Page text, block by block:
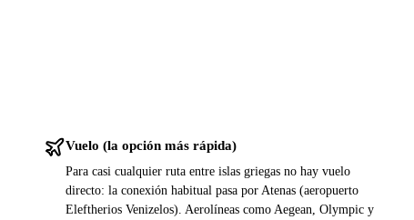
Vuelo (la opción más rápida)
Para casi cualquier ruta entre islas griegas no hay vuelo
directo: la conexión habitual pasa por Atenas (aeropuerto
Eleftherios Venizelos). Aerolíneas como Aegean, Olympic y